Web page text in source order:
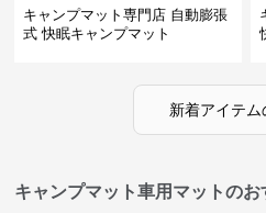
キャンプマット専門店 自動膨張
式 快眠キャンプマット
新着アイテム
キャンプマット車用マットのお